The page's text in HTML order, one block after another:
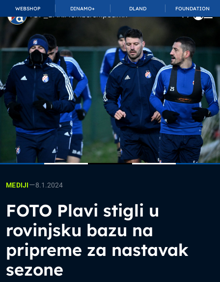
WEBSHOP DINAMO+ DLAND FOUNDATION
TOP_BAR.MembershipSuffix
MEDIJI—8.1.2024
FOTO Plavi stigli u
rovinjsku bazu na
pripreme za nastavak
sezone